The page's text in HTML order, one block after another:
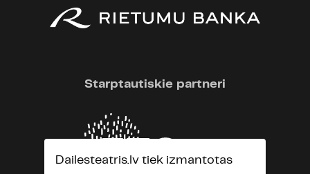
Starptautiskie partneri
Dailesteatris.lv tiek izmantotas